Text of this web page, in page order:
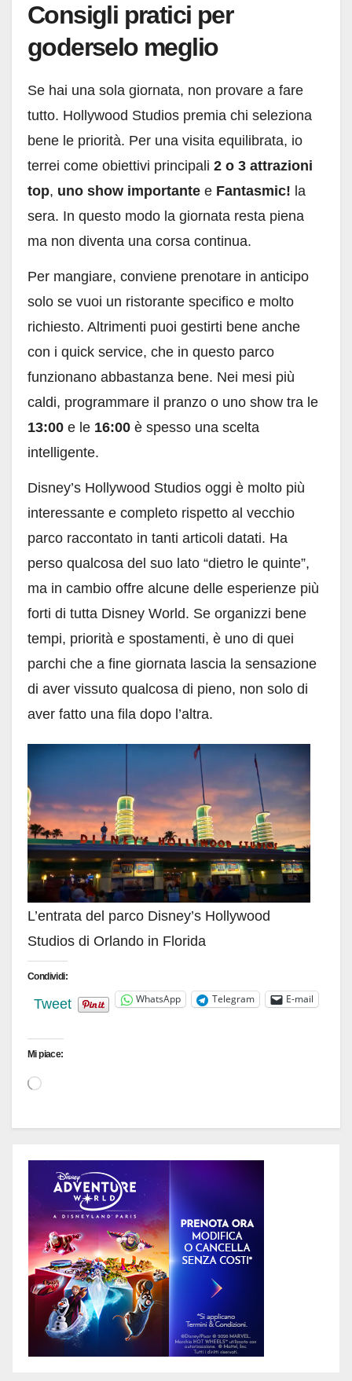
Consigli pratici per
goderselo meglio
Se hai una sola giornata, non provare a fare
tutto. Hollywood Studios premia chi seleziona
bene le priorità. Per una visita equilibrata, io
terrei come obiettivi principali 2 o 3 attrazioni
top, uno show importante e Fantasmic! la
sera. In questo modo la giornata resta piena
ma non diventa una corsa continua.
Per mangiare, conviene prenotare in anticipo
solo se vuoi un ristorante specifico e molto
richiesto. Altrimenti puoi gestirti bene anche
con i quick service, che in questo parco
funzionano abbastanza bene. Nei mesi più
caldi, programmare il pranzo o uno show tra le
13:00 e le 16:00 è spesso una scelta
intelligente.
Disney’s Hollywood Studios oggi è molto più
interessante e completo rispetto al vecchio
parco raccontato in tanti articoli datati. Ha
perso qualcosa del suo lato “dietro le quinte”,
ma in cambio offre alcune delle esperienze più
forti di tutta Disney World. Se organizzi bene
tempi, priorità e spostamenti, è uno di quei
parchi che a fine giornata lascia la sensazione
di aver vissuto qualcosa di pieno, non solo di
aver fatto una fila dopo l’altra.
L’entrata del parco Disney’s Hollywood
Studios di Orlando in Florida
Condividi:
Tweet WhatsApp Telegram E-mail
Mi piace: